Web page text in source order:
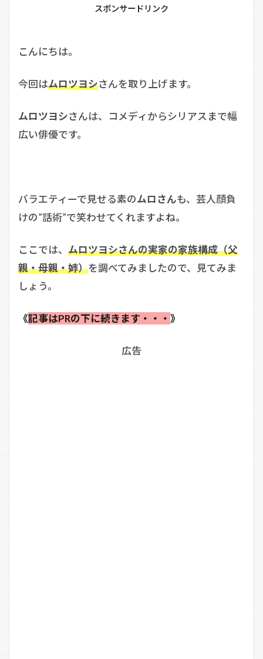
スポンサードリンク
こんにちは。
今回はムロツヨシさんを取り上げます。
ムロツヨシさんは、コメディからシリアスまで幅
広い俳優です。
バラエティーで見せる素のムロさんも、芸人顔負
けの”話術”で笑わせてくれますよね。
ここでは、 ムロツヨシさんの実家の家族構成（父
親・母親・姉）を調べてみましたので、見てみま
しょう。
《記事はPRの下に続きます・・・ 》
広告